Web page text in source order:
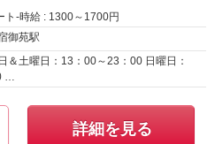
ト-時給 : 1300～ 1700円
御苑駅
＆土曜日：13：00～23：00 日曜日：
…
詳細を見る